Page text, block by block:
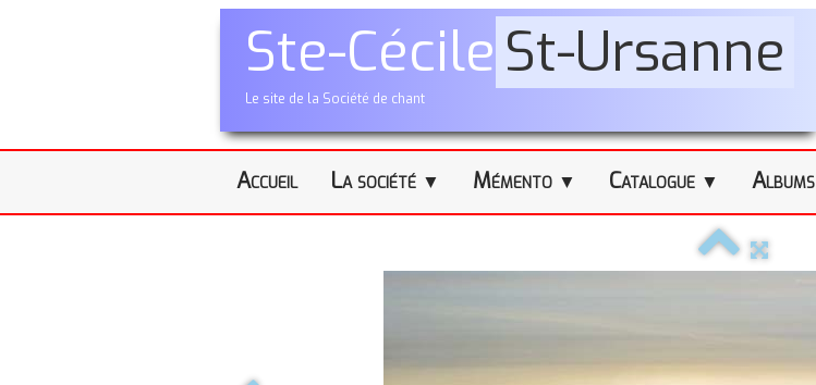
Ste-Cécile St-Ursanne
Le site de la Société de chant
Accueil La société ▼ Mémento ▼ Catalogue ▼ Albums